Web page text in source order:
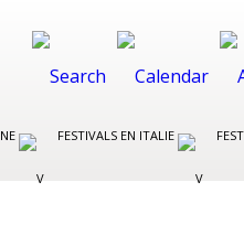
FESTIVALS EN ITALIE